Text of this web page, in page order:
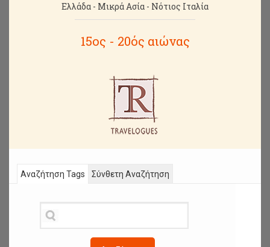
Ελλάδα - Μικρά Ασία - Νότιος Ιταλία
15ος - 20ός αιώνας
Αναζήτηση Tags Σύνθετη Αναζήτηση